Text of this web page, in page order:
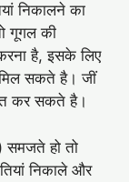
निकालने का
गूगल की
है, इसके लिए
सकते है। जीं
कर सकते है।
हो तो
निकाले और